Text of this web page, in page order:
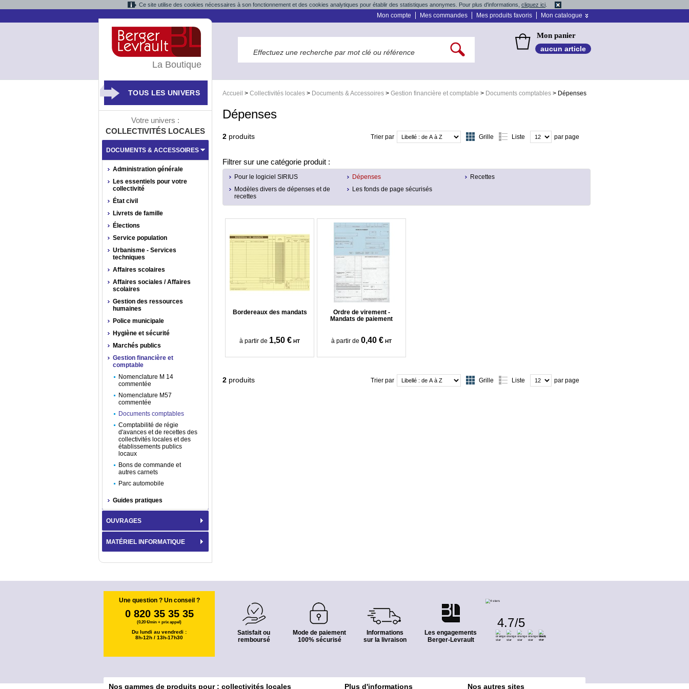
Ce site utilise des cookies nécessaires à son fonctionnement et des cookies analytiques pour établir des statistiques anonymes. Pour plus d'informations, cliquez ici
Mon compte Mes commandes Mes produits favoris Mon catalogue
Mon panier
aucun article
Accueil > Collectivités locales > Documents & Accessoires > Gestion financière et comptable > Documents comptables > Dépenses
Dépenses
2 produits par page
Grille Liste
Trier par
Filtrer sur une catégorie produit :
Pour le logiciel SIRIUS Dépenses
Recettes
Modèles divers de dépenses et de
recettes
Les fonds de page sécurisés
Bordereaux des mandats
à partir de 1,50 € HT
Ordre de virement -
Mandats de paiement
à partir de 0,40 € HT
2 produits par page
Grille Liste
Trier par
La Boutique
TOUS LES UNIVERS
Votre univers :
COLLECTIVITÉS LOCALES
DOCUMENTS & ACCESSOIRES
Administration générale
Les essentiels pour votre
collectivité
État civil
Livrets de famille
Élections
Service population
Urbanisme - Services
techniques
Affaires scolaires
Affaires sociales / Affaires
scolaires
Gestion des ressources
humaines
Police municipale
Hygiène et sécurité
Marchés publics
Gestion financière et
comptable
Nomenclature M 14
commentée
Nomenclature M57
commentée
Documents comptables
Comptabilité de régie
d'avances et de recettes des
collectivités locales et des
établissements publics
locaux
Bons de commande et
autres carnets
Parc automobile
Guides pratiques
OUVRAGES
MATÉRIEL INFORMATIQUE
Une question ? Un conseil ?
0 820 35 35 35
(0,20 €/min + prix appel)
Du lundi au vendredi :
8h-12h / 13h-17h30
Satisfait ou
remboursé
Mode de paiement
100% sécurisé
Informations
sur la livraison
Les engagements
Berger-Levrault
4.7/5
Nos gammes de produits pour : collectivités locales Plus d'informations Nos autres sites